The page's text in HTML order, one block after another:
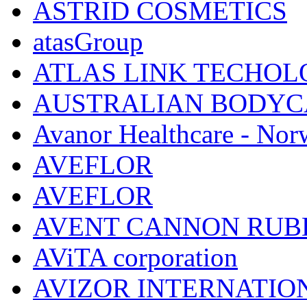
ASTRID COSMETICS
atasGroup
ATLAS LINK
AUSTRALIAN
Avanor Healthcare -
AVEFLOR
AVEFLOR
AVENT CANNON
AViTA corporation
AVIZOR